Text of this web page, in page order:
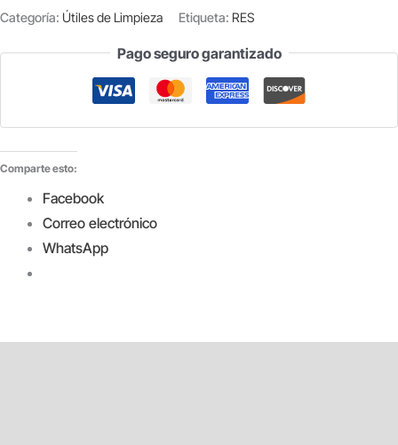
ESTROPAJO
VERDE
Categoría: Útiles de Limpieza Etiqueta: RES
Pago seguro garantizado
Comparte esto:
Facebook
Correo electrónico
WhatsApp